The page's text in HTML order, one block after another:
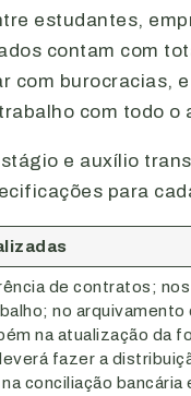
estudantes,
contam com
com burocracias,
com todo o
e auxílio
para
de contratos;
no arquivamento
na atualização da
fazer a
conciliação bancária